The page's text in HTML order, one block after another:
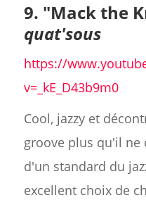
9. "Mack the
quat'sous
https://
v=_kE_D43b9m0
Cool, jazzy et
groove plus qu'il ne
d'un standard du
excellent choix de